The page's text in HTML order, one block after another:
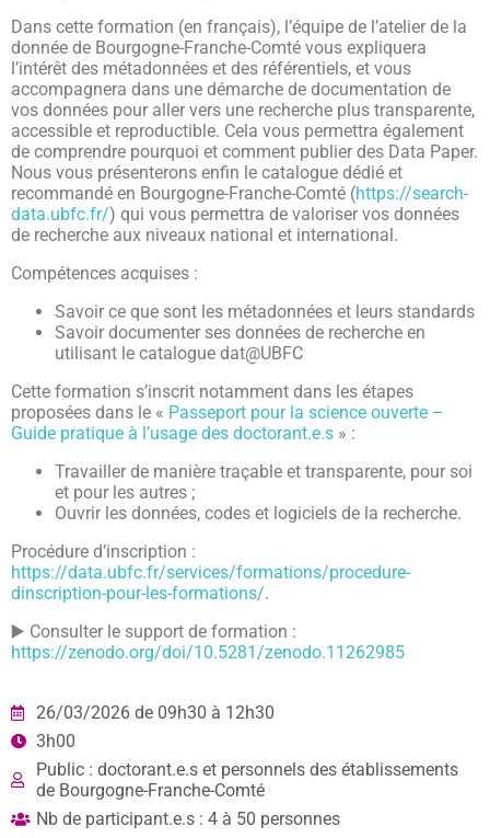
Dans cette formation (en français), l’équipe de l’atelier de la
donnée de Bourgogne-Franche-Comté vous expliquera
l’intérêt des métadonnées et des référentiels, et vous
accompagnera dans une démarche de documentation de
vos données pour aller vers une recherche plus transparente,
accessible et reproductible. Cela vous permettra également
de comprendre pourquoi et comment publier des Data Paper.
Nous vous présenterons enfin le catalogue dédié et
recommandé en Bourgogne-Franche-Comté (https://search-
data.ubfc.fr/) qui vous permettra de valoriser vos données
de recherche aux niveaux national et international.
Compétences acquises :
Savoir ce que sont les métadonnées et leurs standards
Savoir documenter ses données de recherche en
utilisant le catalogue dat@UBFC
Cette formation s’inscrit notamment dans les étapes
proposées dans le « Passeport pour la science ouverte –
Guide pratique à l’usage des doctorant.e.s » :
Travailler de manière traçable et transparente, pour soi
et pour les autres ;
Ouvrir les données, codes et logiciels de la recherche.
Procédure d’inscription :
https://data.ubfc.fr/services/formations/procedure-
dinscription-pour-les-formations/.
▶️ Consulter le support de formation :
https://zenodo.org/doi/10.5281/zenodo.11262985
26/03/2026 de 09h30 à 12h30
3h00
Public : doctorant.e.s et personnels des établissements
de Bourgogne-Franche-Comté
Nb de participant.e.s : 4 à 50 personnes